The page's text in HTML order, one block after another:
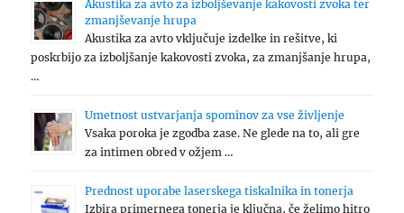
Akustika za avto za izboljševanje kakovosti zvoka ter
zmanjševanje hrupa
Akustika za avto vključuje izdelke in rešitve, ki
poskrbijo za izboljšanje kakovosti zvoka, za zmanjšanje hrupa,
…
Umetnost ustvarjanja spominov za vse življenje
Vsaka poroka je zgodba zase. Ne glede na to, ali gre
za intimen obred v ožjem …
Prednost uporabe laserskega tiskalnika in tonerja
Izbira primernega tonerja je ključna, če želimo hitro